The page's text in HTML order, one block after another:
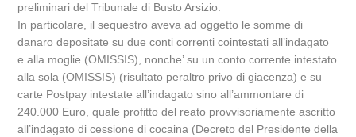
preliminari del Tribunale di Busto Arsizio.
In particolare, il sequestro aveva ad oggetto le somme di
danaro depositate su due conti correnti cointestati all’indagato
e alla moglie (OMISSIS), nonche’ su un conto corrente intestato
alla sola (OMISSIS) (risultato peraltro privo di giacenza) e su
carte Postpay intestate all’indagato sino all’ammontare di
240.000 Euro, quale profitto del reato provvisoriamente ascritto
all’indagato di cessione di cocaina (Decreto del Presidente della